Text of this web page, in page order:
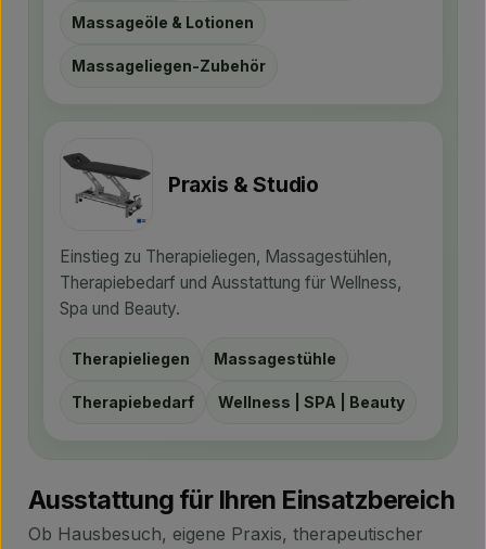
Massageöle & Lotionen
Massageliegen-Zubehör
Praxis & Studio
Einstieg zu Therapieliegen, Massagestühlen,
Therapiebedarf und Ausstattung für Wellness,
Spa und Beauty.
Therapieliegen Massagestühle
Therapiebedarf Wellness | SPA | Beauty
Ausstattung für Ihren Einsatzbereich
Ob Hausbesuch, eigene Praxis, therapeutischer